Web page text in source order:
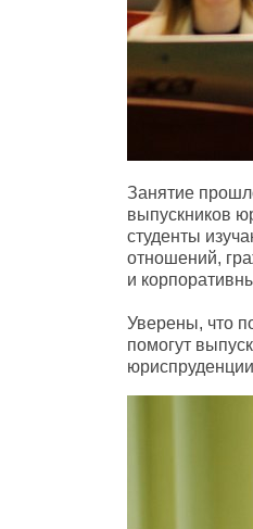
Занятие
выпускников
студенты
отношений,
и
Уверены, что
помогут